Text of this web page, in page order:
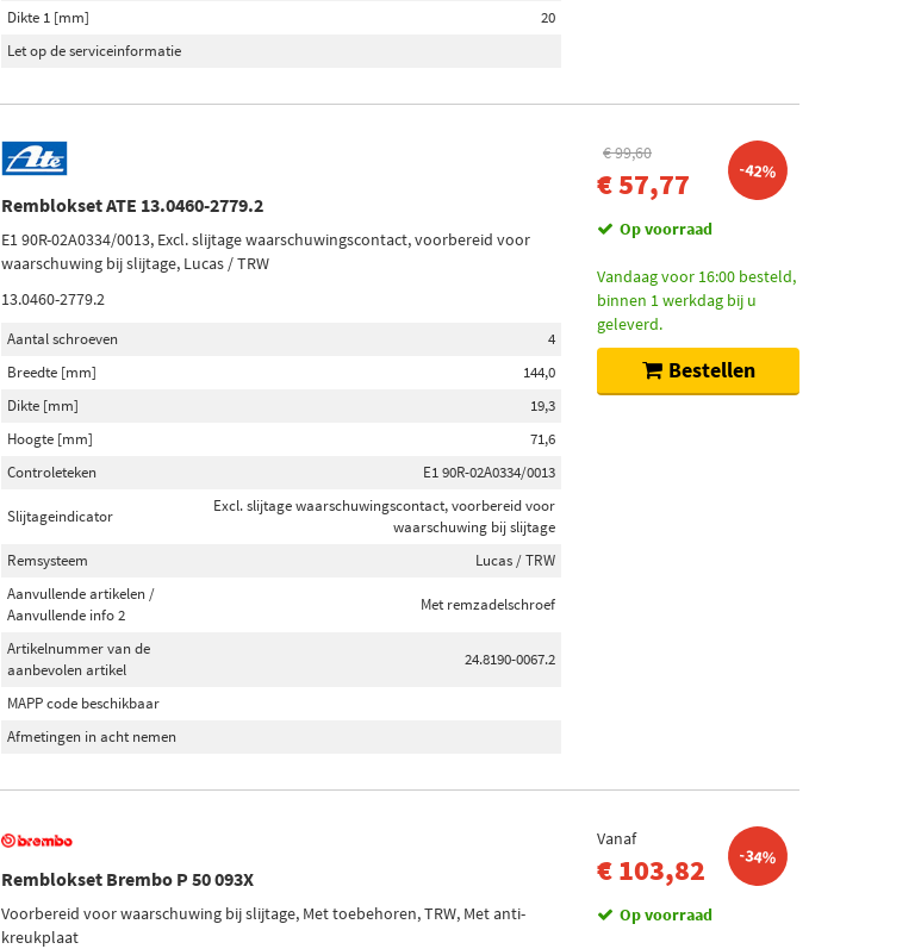
Dikte 1 [mm]
20
Let op de serviceinformatie
Remblokset ATE 13.0460-2779.2
E1 90R-02A0334/0013, Excl. slijtage waarschuwingscontact, voorbereid voor
waarschuwing bij slijtage, Lucas / TRW
13.0460-2779.2
Aantal schroeven
4
Breedte [mm]
144,0
Dikte [mm]
19,3
Hoogte [mm]
71,6
Controleteken
E1 90R-02A0334/0013
Slijtageindicator
Excl. slijtage waarschuwingscontact, voorbereid voor
waarschuwing bij slijtage
Remsysteem
Lucas / TRW
Aanvullende artikelen /
Aanvullende info 2
Met remzadelschroef
Artikelnummer van de
aanbevolen artikel
24.8190-0067.2
MAPP code beschikbaar
Afmetingen in acht nemen
€ 99,60
€ 57,77 -42%
Op voorraad
Vandaag voor 16:00 besteld,
binnen 1 werkdag bij u
geleverd.
Bestellen
Remblokset Brembo P 50 093X
Voorbereid voor waarschuwing bij slijtage, Met toebehoren, TRW, Met anti-
kreukplaat
Vanaf
€ 103,82 -34%
Op voorraad